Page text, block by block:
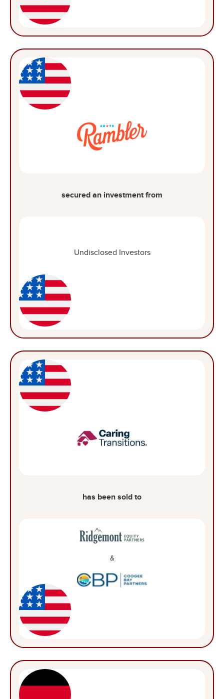
secured an investment from
Undisclosed Investors
has been sold to
&